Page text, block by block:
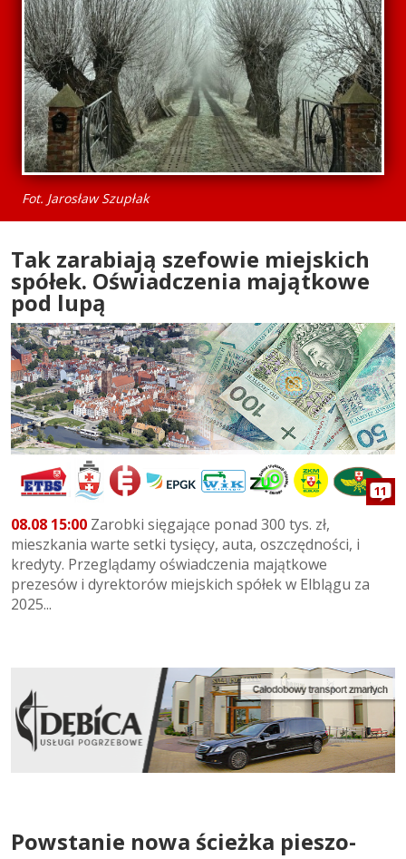
Fot. Jarosław Szupłak
Tak zarabiają szefowie miejskich
spółek. Oświadczenia majątkowe
pod lupą
11
08.08 15:00 Zarobki sięgające ponad 300 tys. zł,
mieszkania warte setki tysięcy, auta, oszczędności, i
kredyty. Przeglądamy oświadczenia majątkowe
prezesów i dyrektorów miejskich spółek w Elblągu za
2025...
Powstanie nowa ścieżka pieszo-